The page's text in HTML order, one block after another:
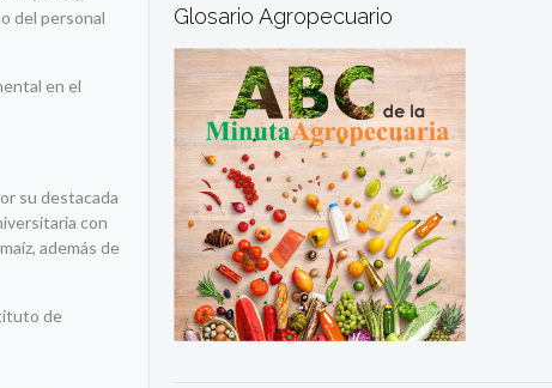
del personal
en el
su destacada
con
además de
de
Glosario Agropecuario